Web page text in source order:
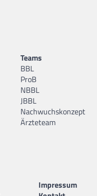
Teams
BBL
ProB
NBBL
JBBL
Nachwuchskonzept
Ärzteteam
Impressum